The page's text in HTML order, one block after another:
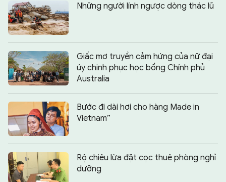
Những người lính ngược dòng thác lũ
Giấc mơ truyền cảm hứng của nữ đại
úy chinh phục học bổng Chính phủ
Australia
Bước đi dài hơi cho hàng Made in
Vietnam”
Rộ chiêu lừa đặt cọc thuê phòng nghỉ
dưỡng